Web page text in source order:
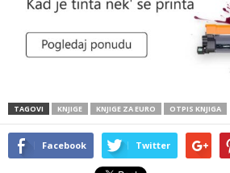
TAGOVI KNJIGE KNJIGE ZA EURO OTPIS KNJIGA
Facebook Twitter